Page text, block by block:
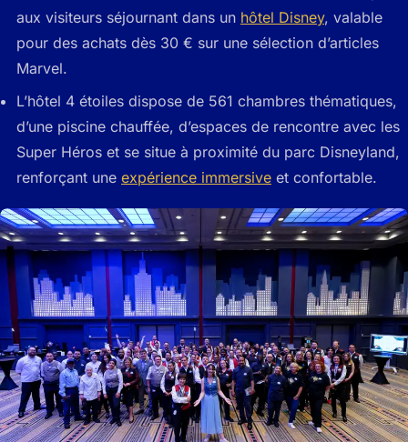
aux visiteurs séjournant dans un hôtel Disney, valable
pour des achats dès 30 € sur une sélection d’articles
Marvel.
L’hôtel 4 étoiles dispose de 561 chambres thématiques,
d’une piscine chauffée, d’espaces de rencontre avec les
Super Héros et se situe à proximité du parc Disneyland,
renforçant une expérience immersive et confortable.